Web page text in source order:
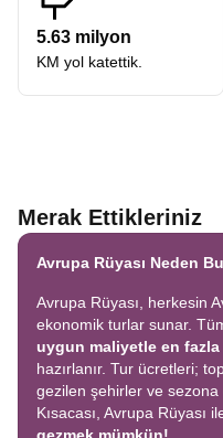
5.63 milyon
KM yol katettik.
Merak Ettikleriniz
Avrupa Rüyası Neden
Avrupa Rüyası, herkesin
ekonomik turlar sunar. Tüm
uygun maliyetle en
hazırlanır. Tur ücretleri;
gezilen şehirler ve
Kısacası, Avrupa Rüyası